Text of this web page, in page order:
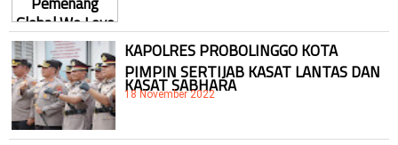
KAPOLRES PROBOLINGGO KOTA
PIMPIN SERTIJAB KASAT LANTAS DAN
KASAT SABHARA
18 November 2022